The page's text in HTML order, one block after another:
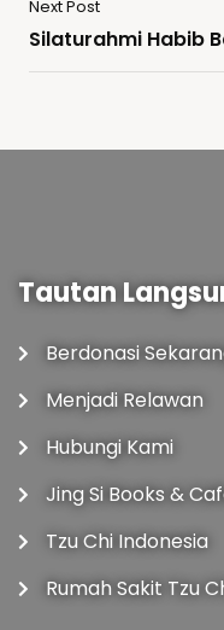
Next Post
Silaturahmi Habib
Tautan
Berdonasi
Menjadi Relawan
Hubungi Kami
Jing Si Books &
Tzu Chi Indonesia
Rumah Sakit Tzu